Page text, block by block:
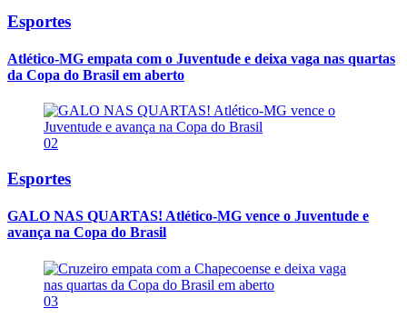
Esportes
Atlético-MG empata com o Juventude e deixa vaga nas quartas
da Copa do Brasil em aberto
02
Esportes
GALO NAS QUARTAS! Atlético-MG vence o Juventude e
avança na Copa do Brasil
03